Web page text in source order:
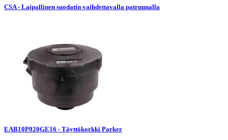
CSA - Laipallinen suodatin vaihdettavalla patruunalla
EAB10P020GE16 - Täyttökorkki Parker